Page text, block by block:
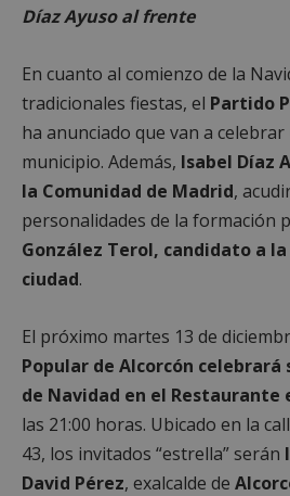
Díaz Ayuso al frente
En cuanto al comienzo de la
tradicionales fiestas, el Partido
ha anunciado que van a celebrar
municipio. Además, Isabel Díaz
la Comunidad de Madrid,
personalidades de la formación
González Terol, candidato a
ciudad.
El próximo martes 13 de
Popular de Alcorcón
de Navidad en el Restaurante
las 21:00 horas. Ubicado en la
43, los invitados “estrella” serán
David Pérez, exalcalde de